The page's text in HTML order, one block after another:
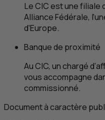
LeCICest une filiale
Alliance Fédérale,
d’Europe.
Banque de proximité
AuCIC, un chargé
vous accompagne
commissionné.
Document à caractère